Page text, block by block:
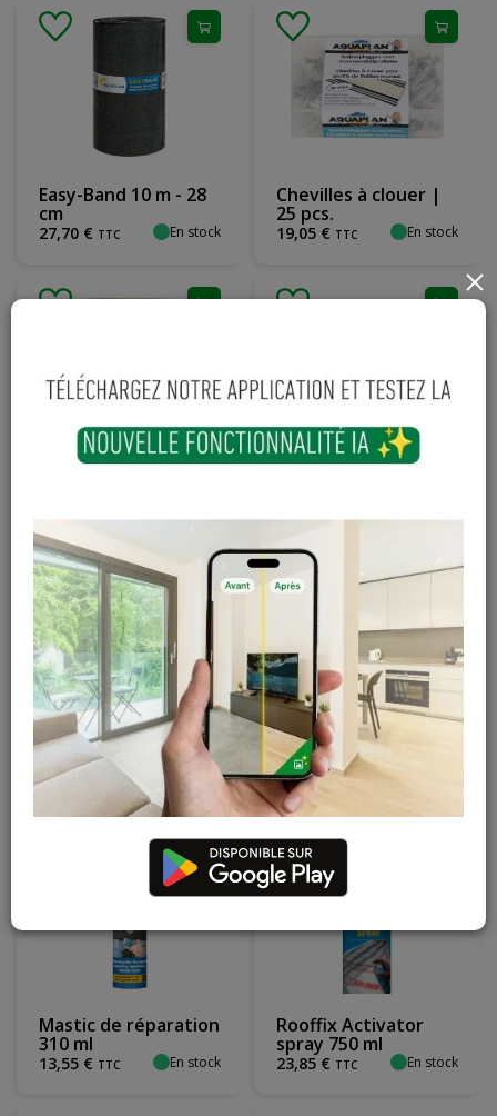
Easy-Band 10 m - 28
cm
27,70 € TTC En stock
Chevilles à clouer |
25 pcs.
19,05 € TTC En stock
Rooffix Activator 5L Toit-Etanche 10 kg +
Etanche-Tout 10 L +
20%
266 En stock
Roofix 1 kg
18,30€
Mastic de réparation
310 ml
13,55 € TTC En stock
Rooffix Activator
spray 750 ml
23,85 € TTC En stock
×